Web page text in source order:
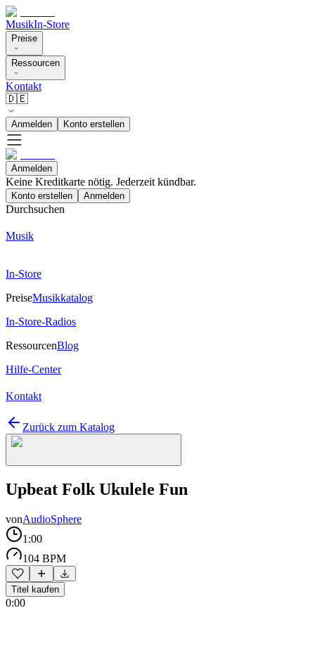
MusikIn-Store
Preise
Ressourcen
Kontakt
🇩🇪
Anmelden Konto erstellen
Anmelden
Keine Kreditkarte nötig. Jederzeit kündbar.
Konto erstellen Anmelden
Durchsuchen
Musik
In-Store
PreiseMusikkatalog
In-Store-Radios
RessourcenBlog
Hilfe-Center
Kontakt
Zurück zum Katalog
Upbeat Folk Ukulele Fun
vonAudioSphere
1:00
104 BPM
Titel kaufen
0:00